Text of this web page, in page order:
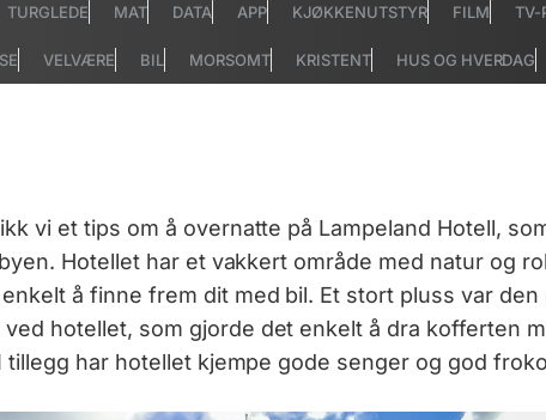
TURGLEDE MAT DATA APP KJØKKENUTSTYR FILM TV-
VELVÆRE BIL MORSOMT KRISTENT HUS OG HVERDAG
vi et tips om å overnatte på Lampeland Hotell,
Hotellet har et vakkert område med natur og
å finne frem dit med bil. Et stort pluss var den
hotellet, som gjorde det enkelt å dra kofferten
tillegg har hotellet kjempe gode senger og god